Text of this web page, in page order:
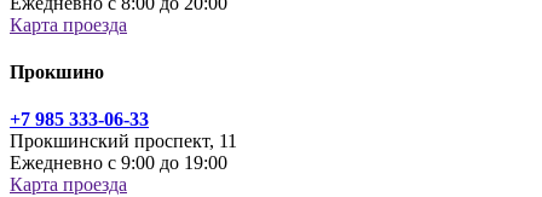
Карта проезда
Прокшино
+7 985 333-06-33
Прокшинский проспект, 11
Ежедневно с 9:00 до 19:00
Карта проезда